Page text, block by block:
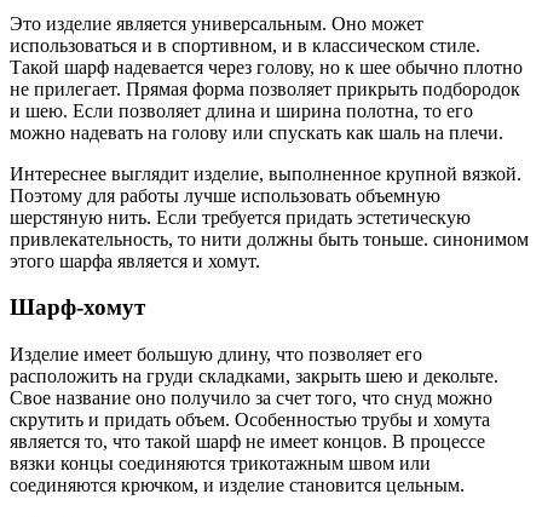
Это изделие является универсальным. Оно может
использоваться и в спортивном, и в классическом стиле.
Такой шарф надевается через голову, но к шее обычно плотно
не прилегает. Прямая форма позволяет прикрыть подбородок
и шею. Если позволяет длина и ширина полотна, то его
можно надевать на голову или спускать как шаль на плечи.
Интереснее выглядит изделие, выполненное крупной вязкой.
Поэтому для работы лучше использовать объемную
шерстяную нить. Если требуется придать эстетическую
привлекательность, то нити должны быть тоньше. синонимом
этого шарфа является и хомут.
Шарф-хомут
Изделие имеет большую длину, что позволяет его
расположить на груди складками, закрыть шею и декольте.
Свое название оно получило за счет того, что снуд можно
скрутить и придать объем. Особенностью трубы и хомута
является то, что такой шарф не имеет концов. В процессе
вязки концы соединяются трикотажным швом или
соединяются крючком, и изделие становится цельным.